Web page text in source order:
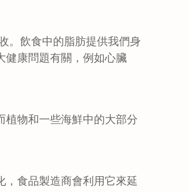
。飲食中的脂肪提供我們身
健康問題有關，例如心臟
植物和一些海鮮中的大部分
，食品製造商會利用它來延